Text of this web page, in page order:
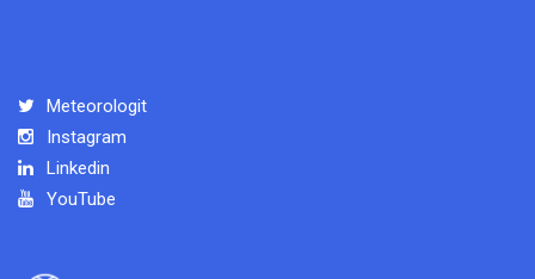
Meteorologit
Instagram
Linkedin
YouTube